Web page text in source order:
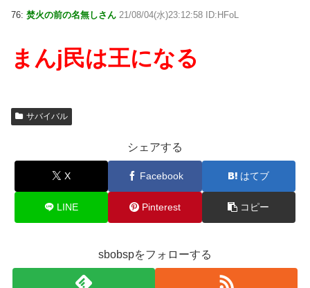
76: 焚火の前の名無しさん 21/08/04(水)23:12:58 ID:HFoL
まんj民は王になる
サバイバル
シェアする
X Facebook はてブ
LINE Pinterest コピー
sbobspをフォローする